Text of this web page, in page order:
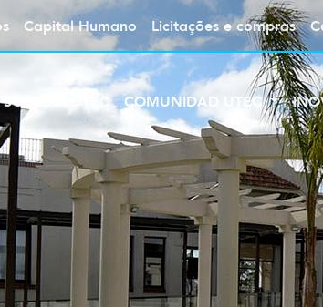
Capital Humano Licitações e compras
SOBRE A UTEC COMUNIDAD UTEC